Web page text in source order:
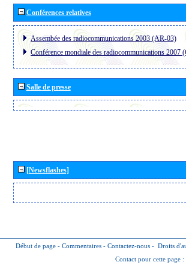
Conférences relatives
Assembée des radiocommunications 2003 (AR-03)
Conférence mondiale des radiocommunications 2007
Salle de presse
[Newsflashes]
Début de page - Commentaires - Contactez-nous - Droits
Contact pour cette page :